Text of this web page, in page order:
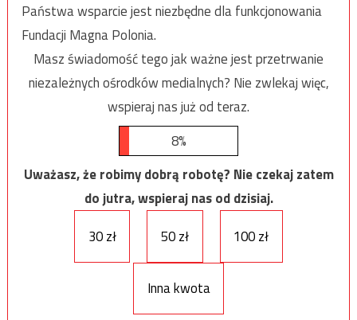
Państwa wsparcie jest niezbędne dla funkcjonowania
Fundacji Magna Polonia.
Masz świadomość tego jak ważne jest przetrwanie
niezależnych ośrodków medialnych? Nie zwlekaj więc,
wspieraj nas już od teraz.
8%
Uważasz, że robimy dobrą robotę? Nie czekaj zatem
do jutra, wspieraj nas od dzisiaj.
30 zł
50 zł 100 zł
Inna kwota